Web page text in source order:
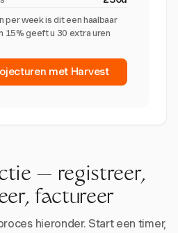
per week is dit een haalbaar
15% geeft u 30 extra uren
met Harvest
— registreer,
factureer
hieronder. Start een timer,